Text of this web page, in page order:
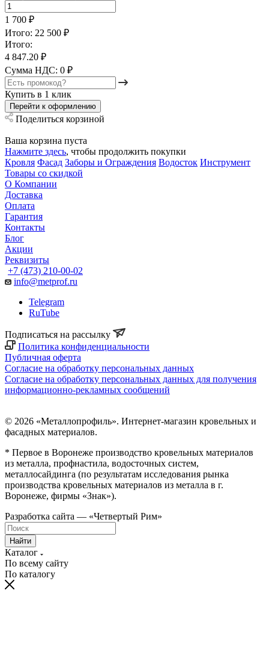
1 700 ₽
Итого: 22 500 ₽
Итого:
4 847.20 ₽
Сумма НДС: 0 ₽
Купить в 1 клик
Перейти к оформлению
Поделиться корзиной
Ваша корзина пуста
Нажмите здесь, чтобы продолжить покупки
Кровля Фасад Заборы и Ограждения Водосток Инструмент
Товары со скидкой
О Компании
Доставка
Оплата
Гарантия
Контакты
Блог
Акции
Реквизиты
+7 (473) 210-00-02
info@metprof.ru
Telegram
RuTube
Подписаться на рассылку
Политика конфиденциальности
Публичная оферта
Согласие на обработку персональных данных
Согласие на обработку персональных данных для получения
информационно-рекламных сообщений
© 2026 «Металлопрофиль». Интернет-магазин кровельных и
фасадных материалов.
* Первое в Воронеже производство кровельных материалов
из металла, профнастила, водосточных систем,
металлосайдинга (по результатам исследования рынка
производства кровельных материалов из металла в г.
Воронеже, фирмы «Знак»).
Разработка сайта — «Четвертый Рим»
Найти
Каталог
По всему сайту
По каталогу